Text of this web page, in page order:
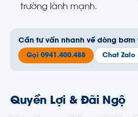
trường lành mạnh.
Cần tư vấn nhanh về dòng bơm
Gọi 0941.400.488 Chat Zalo
Quyền Lợi & Đãi Ngộ